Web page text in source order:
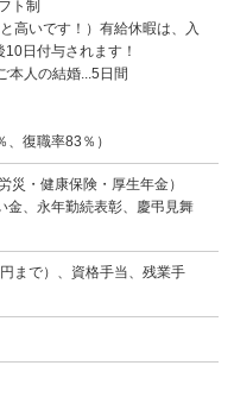
ト制
高いです！）有給休暇は、入
日付与されます！
本人の結婚...5日間
、復職率83％）
災・健康保険・厚生年金）
金、永年勤続表彰、慶弔見舞
まで）、資格手当、残業手